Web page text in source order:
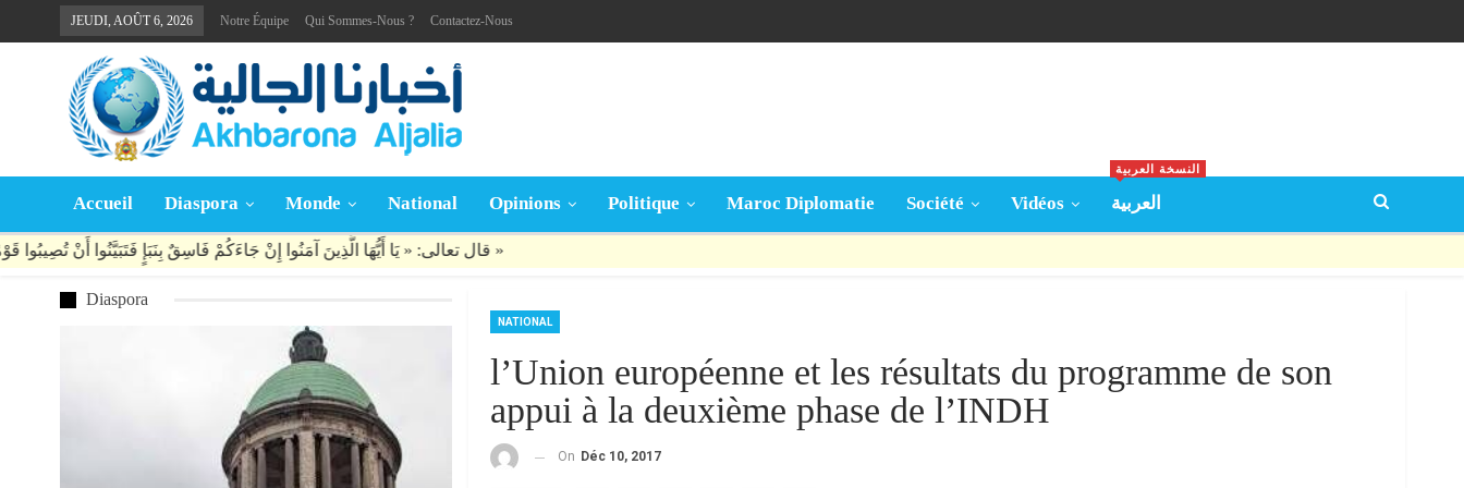
JEUDI, AOÛT 6, 2026 Notre Équipe Qui Sommes-Nous ? Contactez-Nous
Accueil Diaspora Monde National Opinions Politique Maroc Diplomatie Société Vidéos العربية
النسخة العربية
NATIONAL
l’Union européenne et les résultats du programme de son
appui à la deuxième phase de l’INDH
On Déc 10, 2017
Diaspora